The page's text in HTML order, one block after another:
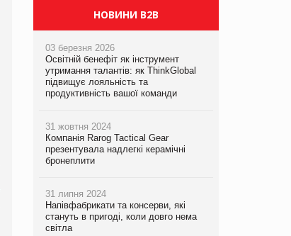
НОВИНИ B2B
03 березня 2026
Освітній бенефіт як інструмент
утримання талантів: як ThinkGlobal
підвищує лояльність та
продуктивність вашої команди
31 жовтня 2024
Компанія Rarog Tactical Gear
презентувала надлегкі керамічні
бронеплити
31 липня 2024
Напівфабрикати та консерви, які
стануть в пригоді, коли довго нема
світла